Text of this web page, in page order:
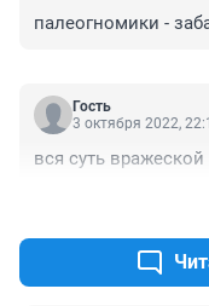
палеогномики -
Гость
3 октября 2022,
вся суть